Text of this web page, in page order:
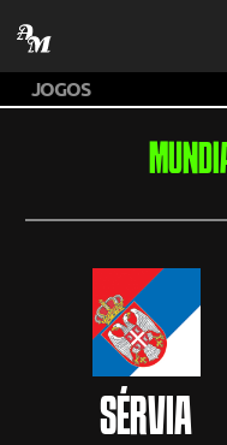
SÉRVIA